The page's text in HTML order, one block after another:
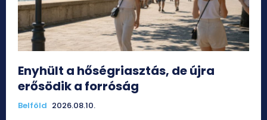
Enyhült a hőségriasztás, de újra
erősödik a forróság
Belföld 2026.08.10.